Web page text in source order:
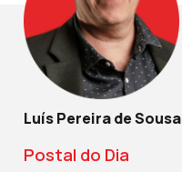
Luís Pereira de Sousa
Postal do Dia